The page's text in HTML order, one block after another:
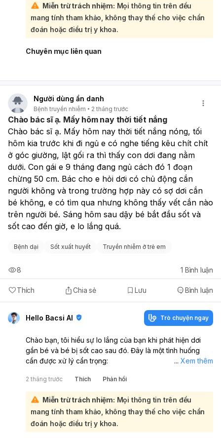
Miễn trừ trách nhiệm: Mọi thông tin trên đều
mang tính tham khảo, không thay thế cho việc chẩn
đoán hoặc điều trị y khoa.
Chuyên mục liên quan
Người dùng ẩn danh
Bệnh truyền nhiễm 2 tháng trước
Chào bác sĩ ạ. Mấy hôm nay thời tiết nắng
Chào bác sĩ ạ. Mấy hôm nay thời tiết nắng nóng, tối
hôm kia trước khi đi ngủ e có nghe tiếng kêu chít chít
ở góc giường, lật gối ra thì thấy con dơi đang nằm
dưới. Con gái e 9 tháng đang ngủ cách đó 1 đoạn
chừng 50 cm. Bác cho e hỏi dơi có chủ động cắn
người không và trong trường hợp này có sợ dơi cắn
bé không, e có tìm qua nhưng không thấy vết cắn nào
trên người bé. Sáng hôm sau dậy bé bắt đầu sốt và
sốt cao đến giờ, e lo lắng quá.
Bệnh dại Sốt xuất huyết Truyền nhiễm ở trẻ em
Thích Chia sẻ Lưu Bình luận
8 1 Bình luận
Hello Bacsi AI Trò chuyện ngay
Chào bạn, tôi hiểu sự lo lắng của bạn khi phát hiện dơi
gần bé và bé bị sốt cao sau đó. Đây là một tình huống
cần được xử lý cẩn trọng:
ngủ, là một vấn đề nghiêm trọng. Dơi có thể mang virus
dại và các bệnh khác. Mặc dù dơi thường không chủ
động tấn công người trừ khi bị đe dọa hoặc bị bệnh,
nhưng trong trường hợp bé 9 tháng tuổi đang ngủ, bé
không thể tự vệ hay báo hiệu nếu bị cắn. Vết cắn của dơi
có thể rất nhỏ, khó nhìn thấy hoặc không gây đau đớn,
... Xem thêm
2 tháng trước Thích Phản hồi
Miễn trừ trách nhiệm: Mọi thông tin trên đều
mang tính tham khảo, không thay thế cho việc chẩn
đoán hoặc điều trị y khoa.